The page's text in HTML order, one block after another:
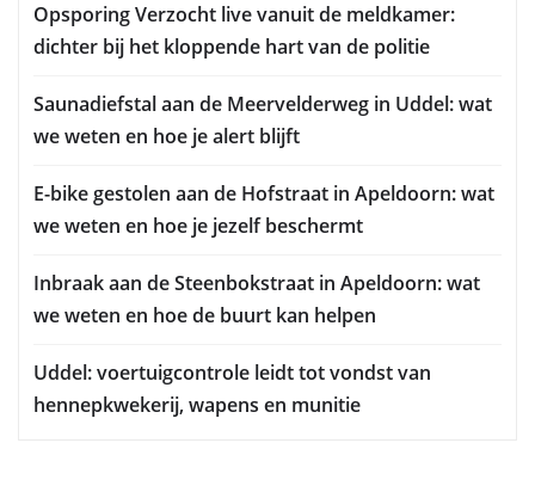
Opsporing Verzocht live vanuit de meldkamer:
dichter bij het kloppende hart van de politie
Saunadiefstal aan de Meervelderweg in Uddel: wat
we weten en hoe je alert blijft
E-bike gestolen aan de Hofstraat in Apeldoorn: wat
we weten en hoe je jezelf beschermt
Inbraak aan de Steenbokstraat in Apeldoorn: wat
we weten en hoe de buurt kan helpen
Uddel: voertuigcontrole leidt tot vondst van
hennepkwekerij, wapens en munitie